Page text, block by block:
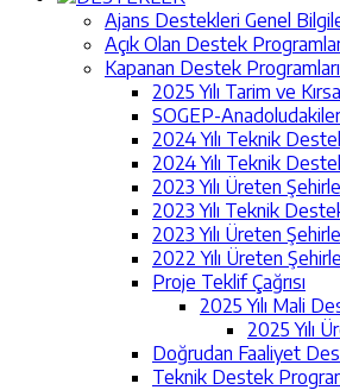
Ajans Destekleri Genel
Açık Olan Destek
Kapanan Destek
2025 Yılı Tarim ve
SOGEP-Anadoludakiler
2024 Yılı Teknik
2024 Yılı Teknik
2023 Yılı Üreten
2023 Yılı Teknik
2023 Yılı Üreten
2022 Yılı Üreten
Proje Teklif Çağrısı
2025 Yılı Mali
2025 Yılı
Doğrudan Faaliyet
Teknik Destek